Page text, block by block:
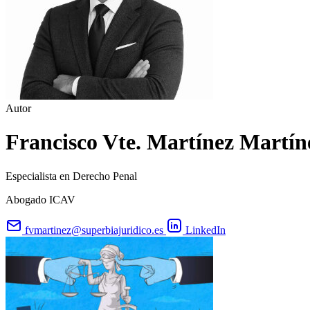
Autor
Francisco Vte. Martínez
Especialista en Derecho Penal
Abogado ICAV
fvmartinez@superbiajuridico.es LinkedIn